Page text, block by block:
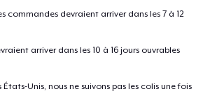
commandes devraient arriver dans les 7 à 12
arriver dans les 10 à 16 jours ouvrables
Unis, nous ne suivons pas les colis une fois
Unisex Classic Pullover Hoodie